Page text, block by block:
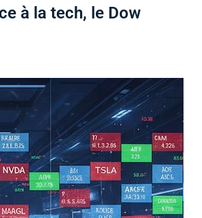
à la tech, le Dow